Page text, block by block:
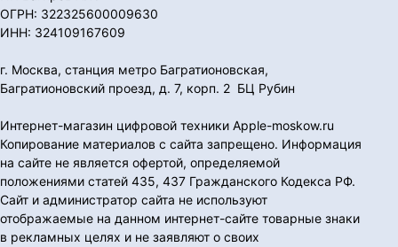
ОГРН: 322325600009630
ИНН: 324109167609
г. Москва, станция метро Багратионовская,
Багратионовский проезд, д. 7, корп. 2 БЦ Рубин
Интернет-магазин цифровой техники Apple-moskow.ru
Копирование материалов с сайта запрещено. Информация
на сайте не является офертой, определяемой
положениями статей 435, 437 Гражданского Кодекса РФ.
Сайт и администратор сайта не используют
отображаемые на данном интернет-сайте товарные знаки
в рекламных целях и не заявляют о своих